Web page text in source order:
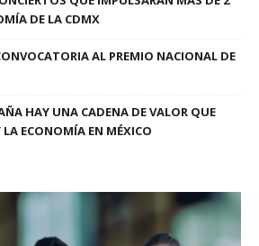
DE LA CDMX
AL PREMIO NACIONAL DE
HAY UNA CADENA DE VALOR QUE
LA ECONOMÍA EN MÉXICO